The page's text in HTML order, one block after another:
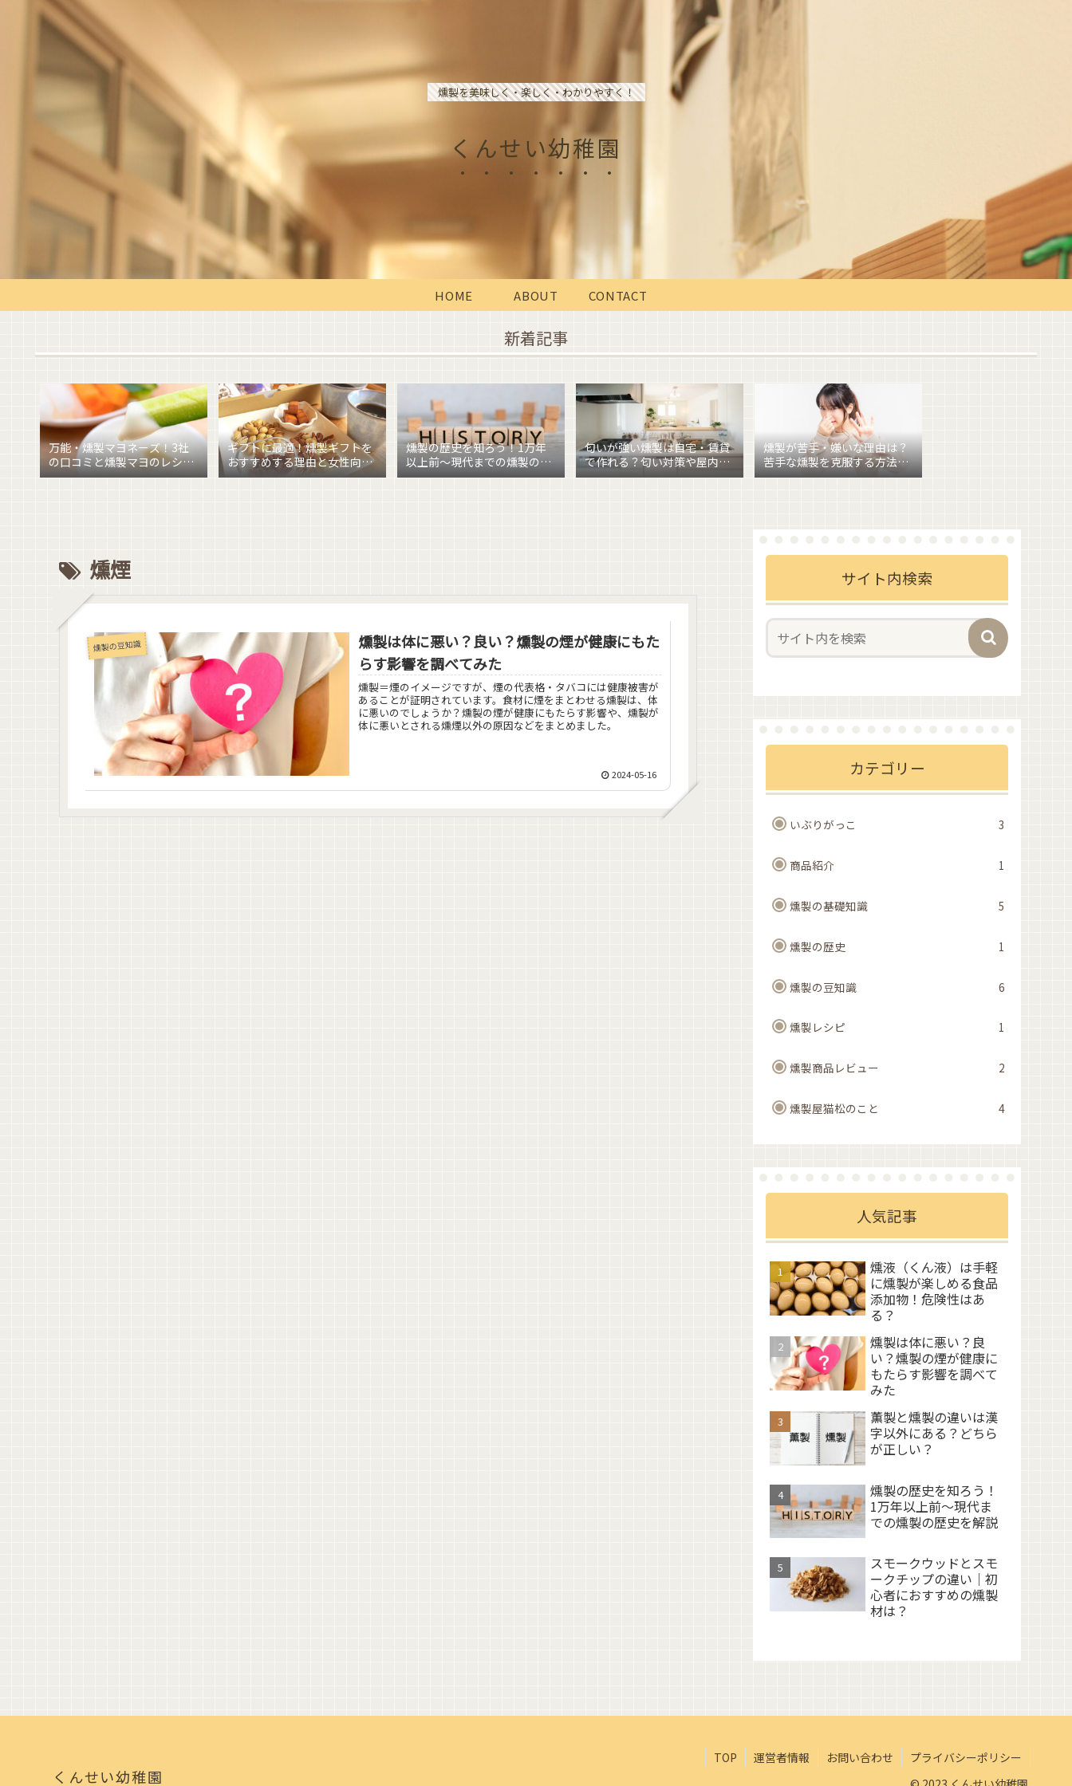
燻製を美味しく・楽しく・わかりやすく！
くんせい幼稚園
HOME ABOUT CONTACT
新着記事
万能・燻製マヨネーズ！3社
の口コミと燻製マヨのレシピ
を紹介
ギフトに最適！燻製ギフトを
おすすめする理由と女性向け
燻製ギフトを紹介
燻製の歴史を知ろう！1万年
以上前〜現代までの燻製の歴
史を解説
匂いが強い燻製は自宅・賃貸
で作れる？匂い対策や屋内燻
製のポイント
燻製が苦手・嫌いな理由は？
苦手な燻製を克服する方法も
あわせて紹介
燻煙
燻製の豆知識
燻製は体に悪い？良い？燻製の煙が健康にもた
らす影響を調べてみた
燻製＝煙のイメージですが、煙の代表格・タバコには健康被害が
あることが証明されています。食材に煙をまとわせる燻製は、体
に悪いのでしょうか？燻製の煙が健康にもたらす影響や、燻製が
体に悪いとされる燻煙以外の原因などをまとめました。
2024-05-16
サイト内検索
カテゴリー
いぶりがっこ 3
商品紹介 1
燻製の基礎知識 5
燻製の歴史 1
燻製の豆知識 6
燻製レシピ 1
燻製商品レビュー 2
燻製屋猫松のこと 4
人気記事
燻液（くん液）は手軽
に燻製が楽しめる食品
添加物！危険性はあ
る？
燻製は体に悪い？良
い？燻製の煙が健康に
もたらす影響を調べて
みた
薫製と燻製の違いは漢
字以外にある？どちら
が正しい？
燻製の歴史を知ろう！
1万年以上前〜現代ま
での燻製の歴史を解説
スモークウッドとスモ
ークチップの違い｜初
心者におすすめの燻製
材は？
くんせい幼稚園
TOP 運営者情報 お問い合わせ
プライバシーポリシー